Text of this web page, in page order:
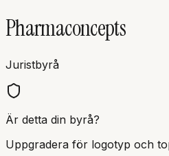
Pharmaconcepts
Juristbyrå
Är detta din byrå?
Uppgradera för logotyp och